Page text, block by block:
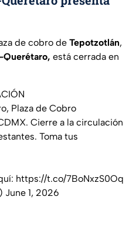
de cobro de Tepotzotlán,
está cerrada en
, Plaza de Cobro
Cierre a la circulación
Toma tus
https://t.co/7BoNxzS0Oq
June 1, 2026